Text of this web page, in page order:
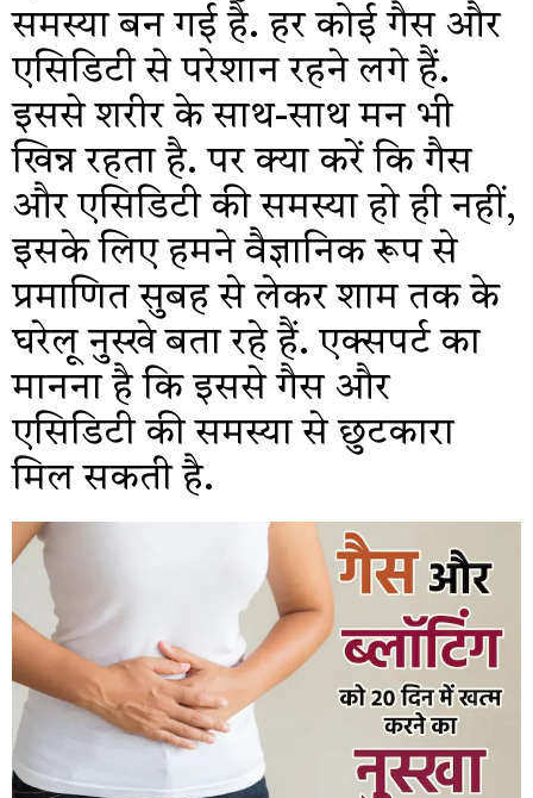
समस्या बन गई है. हर कोई गैस और
एसिडिटी से परेशान रहने लगे हैं.
इससे शरीर के साथ-साथ मन भी
खिन्न रहता है. पर क्या करें कि गैस
और एसिडिटी की समस्या हो ही नहीं,
इसके लिए हमने वैज्ञानिक रूप से
प्रमाणित सुबह से लेकर शाम तक के
घरेलू नुस्खे बता रहे हैं. एक्सपर्ट का
मानना है कि इससे गैस और
एसिडिटी की समस्या से छुटकारा
मिल सकती है.